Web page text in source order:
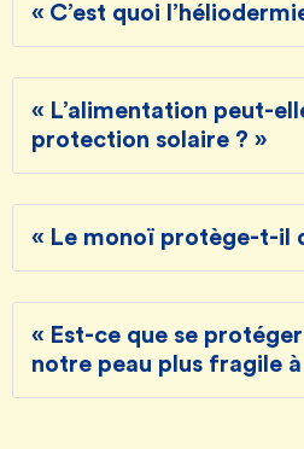
« C’est quoi
« L’alimentation peut-
protection solaire ? »
« Le monoï protège-t-il
« Est-ce que se
notre peau plus fragile